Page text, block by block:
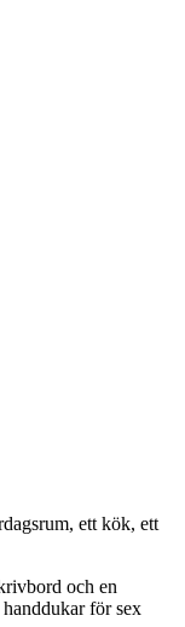
ett kök, ett
och en
för sex